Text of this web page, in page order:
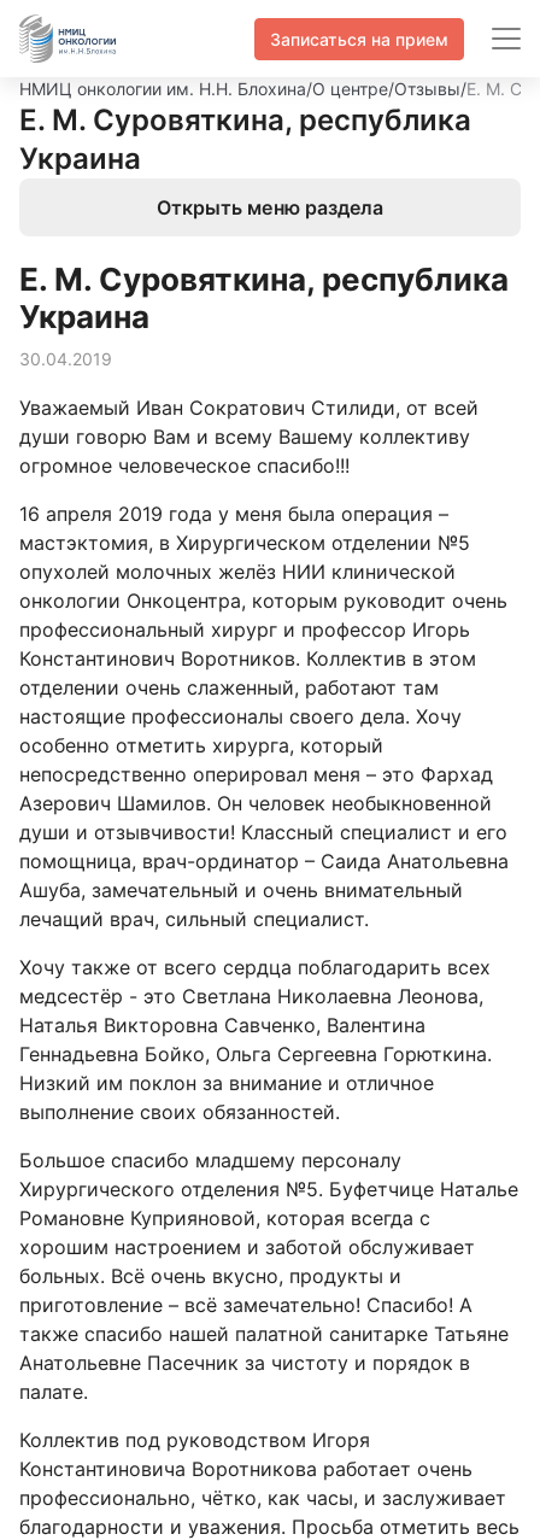
Записаться на прием
НМИЦ онкологии им. Н.Н. Блохина/О центре/Отзывы/Е. М.
Е. М. Суровяткина, республика
Украина
Открыть меню раздела
Е. М. Суровяткина, республика
Украина
30.04.2019
Уважаемый Иван Сократович Стилиди, от всей
души говорю Вам и всему Вашему коллективу
огромное человеческое спасибо!!!
16 апреля 2019 года у меня была операция –
мастэктомия, в Хирургическом отделении №5
опухолей молочных желёз НИИ клинической
онкологии Онкоцентра, которым руководит очень
профессиональный хирург и профессор Игорь
Константинович Воротников. Коллектив в этом
отделении очень слаженный, работают там
настоящие профессионалы своего дела. Хочу
особенно отметить хирурга, который
непосредственно оперировал меня – это Фархад
Азерович Шамилов. Он человек необыкновенной
души и отзывчивости! Классный специалист и его
помощница, врач-ординатор – Саида Анатольевна
Ашуба, замечательный и очень внимательный
лечащий врач, сильный специалист.
Хочу также от всего сердца поблагодарить всех
медсестёр - это Светлана Николаевна Леонова,
Наталья Викторовна Савченко, Валентина
Геннадьевна Бойко, Ольга Сергеевна Горюткина.
Низкий им поклон за внимание и отличное
выполнение своих обязанностей.
Большое спасибо младшему персоналу
Хирургического отделения №5. Буфетчице Наталье
Романовне Куприяновой, которая всегда с
хорошим настроением и заботой обслуживает
больных. Всё очень вкусно, продукты и
приготовление – всё замечательно! Спасибо! А
также спасибо нашей палатной санитарке Татьяне
Анатольевне Пасечник за чистоту и порядок в
палате.
Коллектив под руководством Игоря
Константиновича Воротникова работает очень
профессионально, чётко, как часы, и заслуживает
благодарности и уважения. Просьба отметить весь